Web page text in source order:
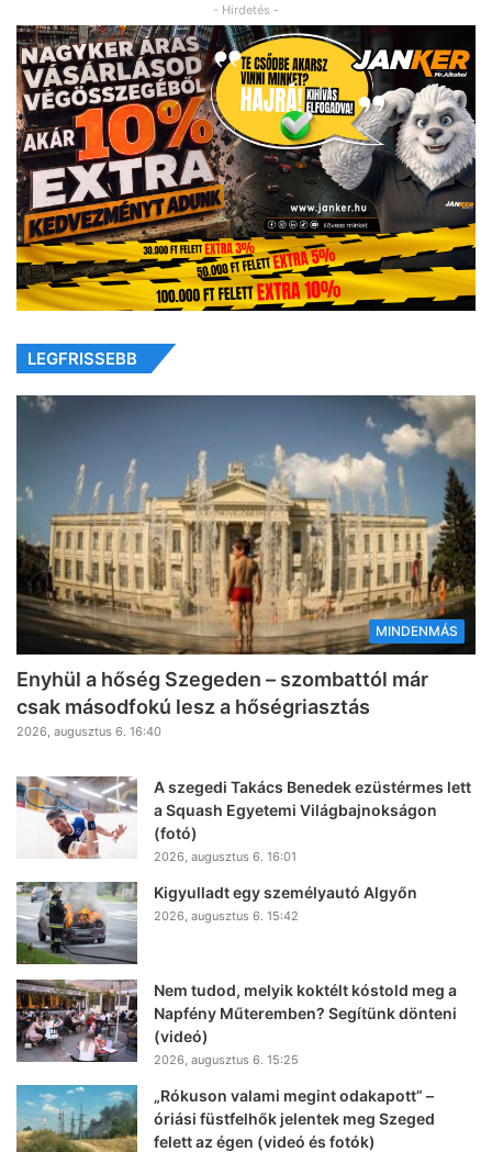
- Hirdetés -
LEGFRISSEBB
MINDENMÁS
Enyhül a hőség Szegeden – szombattól már
csak másodfokú lesz a hőségriasztás
2026, augusztus 6. 16:40
A szegedi Takács Benedek ezüstérmes lett
a Squash Egyetemi Világbajnokságon
(fotó)
2026, augusztus 6. 16:01
Kigyulladt egy személyautó Algyőn
2026, augusztus 6. 15:42
Nem tudod, melyik koktélt kóstold meg a
Napfény Műteremben? Segítünk dönteni
(videó)
2026, augusztus 6. 15:25
„Rókuson valami megint odakapott” –
óriási füstfelhők jelentek meg Szeged
felett az égen (videó és fotók)